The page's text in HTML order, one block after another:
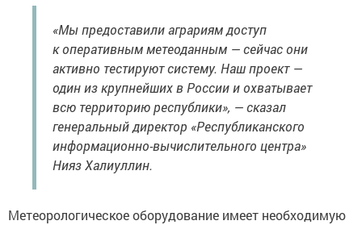
«Мы предоставили аграриям доступ
к оперативным метеоданным — сейчас они
активно тестируют систему. Наш проект —
один из крупнейших в России и охватывает
всю территорию республики», — сказал
генеральный директор «Республиканского
информационно-вычислительного центра»
Нияз Халиуллин.
Метеорологическое оборудование имеет необходимую